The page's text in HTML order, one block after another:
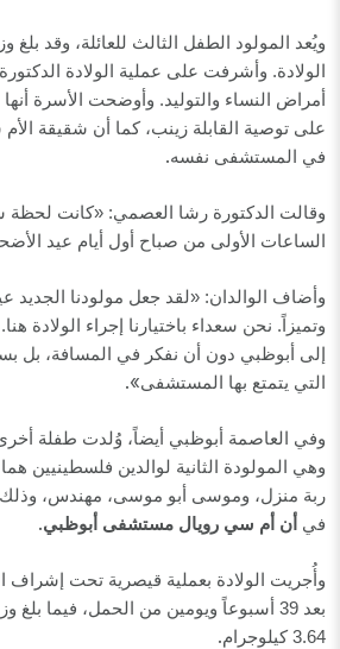
الولادة. وأشرفت على عملية الولادة
أمراض النساء والتوليد. وأوضحت الأسرة
على توصية القابلة زينب، كما أن شقيقة
في المستشفى نفسه.
وقالت الدكتورة رشا العصمي: «كانت لحظة
الساعات الأولى من صباح أول أيام عيد
وأضاف الوالدان: «لقد جعل مولودنا الجديد
وتميزاً. نحن سعداء باختيارنا إجراء الولادة
إلى أبوظبي دون أن نفكر في المسافة، بل
التي يتمتع بها المستشفى».
وفي العاصمة أبوظبي أيضاً، وُلدت طفلة
وهي المولودة الثانية لوالدين فلسطينيين
في أن أم سي رويال مستشفى أبوظبي.
وأُجريت الولادة بعملية قيصرية تحت إشراف
بعد 39 أسبوعاً ويومين من الحمل، فيما بلغ
3.64 كيلوجرام
.